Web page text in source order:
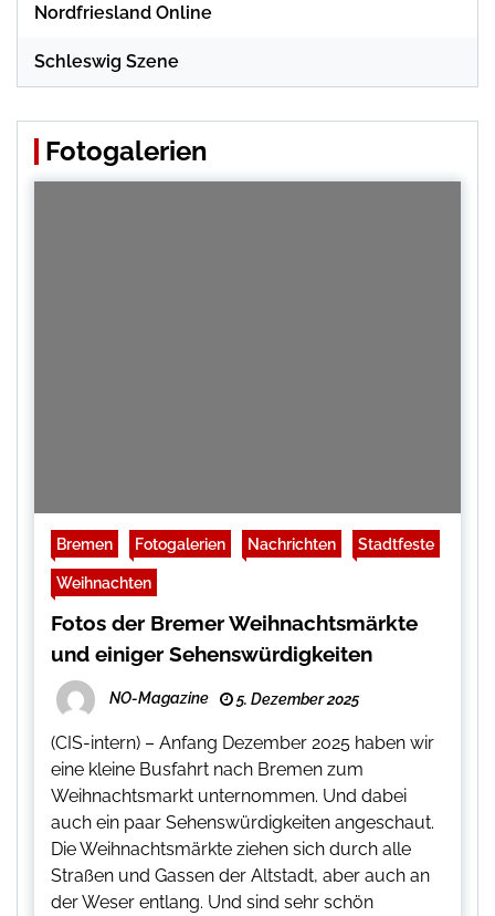
Nordfriesland Online
Schleswig Szene
Fotogalerien
Bremen Fotogalerien Nachrichten Stadtfeste
Weihnachten
Fotos der Bremer Weihnachtsmärkte
und einiger Sehenswürdigkeiten
NO-Magazine 5. Dezember 2025
(CIS-intern) – Anfang Dezember 2025 haben wir
eine kleine Busfahrt nach Bremen zum
Weihnachtsmarkt unternommen. Und dabei
auch ein paar Sehenswürdigkeiten angeschaut.
Die Weihnachtsmärkte ziehen sich durch alle
Straßen und Gassen der Altstadt, aber auch an
der Weser entlang. Und sind sehr schön